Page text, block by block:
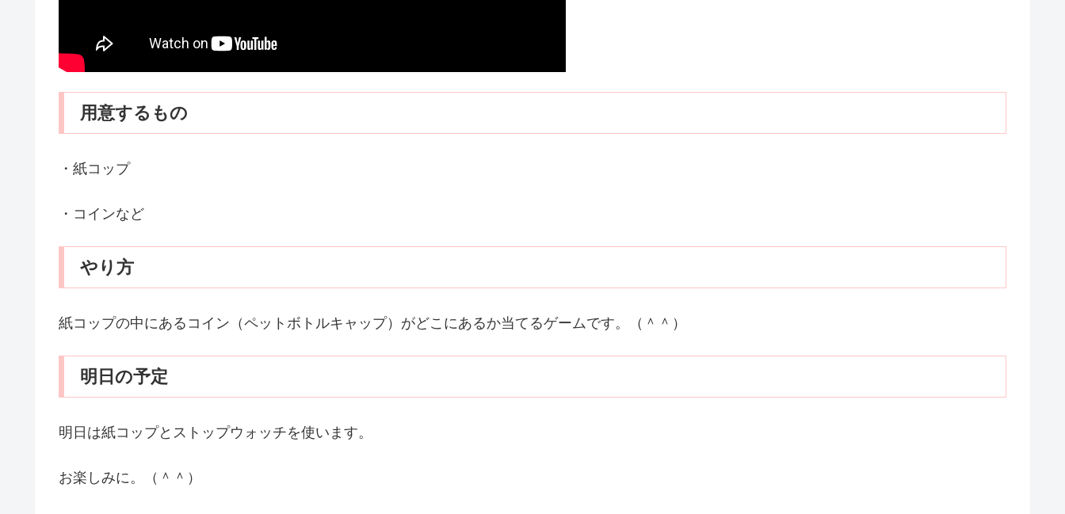
用意するもの
・紙コップ
・コインなど
やり方
紙コップの中にあるコイン（ペットボトルキャップ）がどこにあるか当てるゲームです。（＾＾）
明日の予定
明日は紙コップとストップウォッチを使います。
お楽しみに。（＾＾）